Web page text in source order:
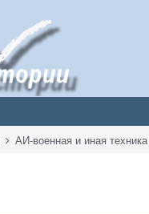
АИ-военная и иная техника